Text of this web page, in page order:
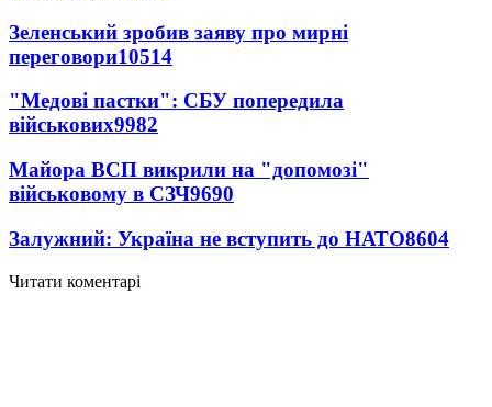
Зеленський зробив заяву про мирні
переговори10514
"Медові пастки": СБУ попередила
військових9982
Майора ВСП викрили на "допомозі"
військовому в СЗЧ9690
Залужний: Україна не вступить до НАТО8604
Читати коментарі